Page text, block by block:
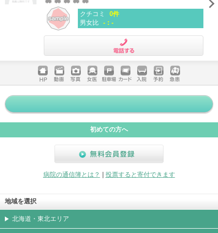
クチコミ
0件
男女比 -：-
ホームペ
ージ
動画 写真 女医 駐車場
クレジッ
トカード
入院 予約 急患
初めての方へ
病院の通信簿とは？ | 投票すると寄付できます
地域を選択
北海道・東北エリア